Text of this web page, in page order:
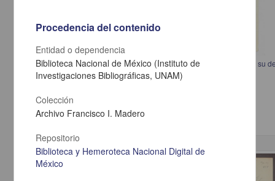
Carta de Cesáreo Ortiz Bravo a Francisco I. Madero en la que externa su
Ortiz Bravo, Cesáreo
Multidisciplina
Correspondencia postal
Procedencia del contenido
Entidad o dependencia
Biblioteca Nacional de México (Instituto de
Investigaciones Bibliográficas, UNAM)
Colección
Archivo Francisco I. Madero
Repositorio
Biblioteca y Hemeroteca Nacional Digital de
México